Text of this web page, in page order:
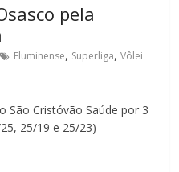
pela
Fluminense, Superliga,Vôlei
São Cristóvão Saúde por 3
25/19 e 25/23)